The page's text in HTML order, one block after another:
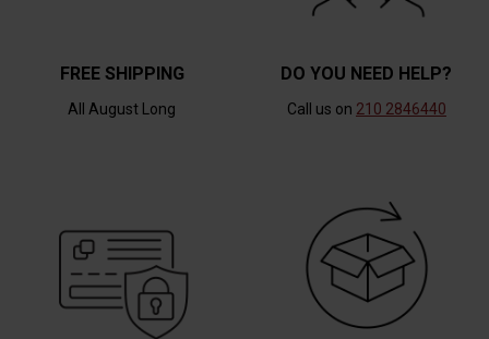
FREE SHIPPING
All August Long
DO YOU NEED HELP?
Call us on 210 2846440